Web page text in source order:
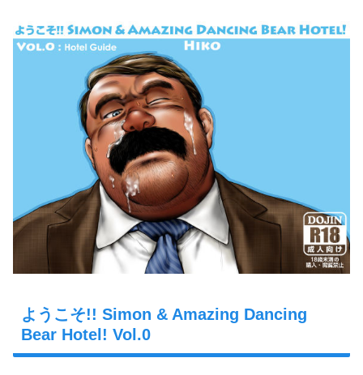
ようこそ!! Simon & Amazing Dancing
Bear Hotel! Vol.0